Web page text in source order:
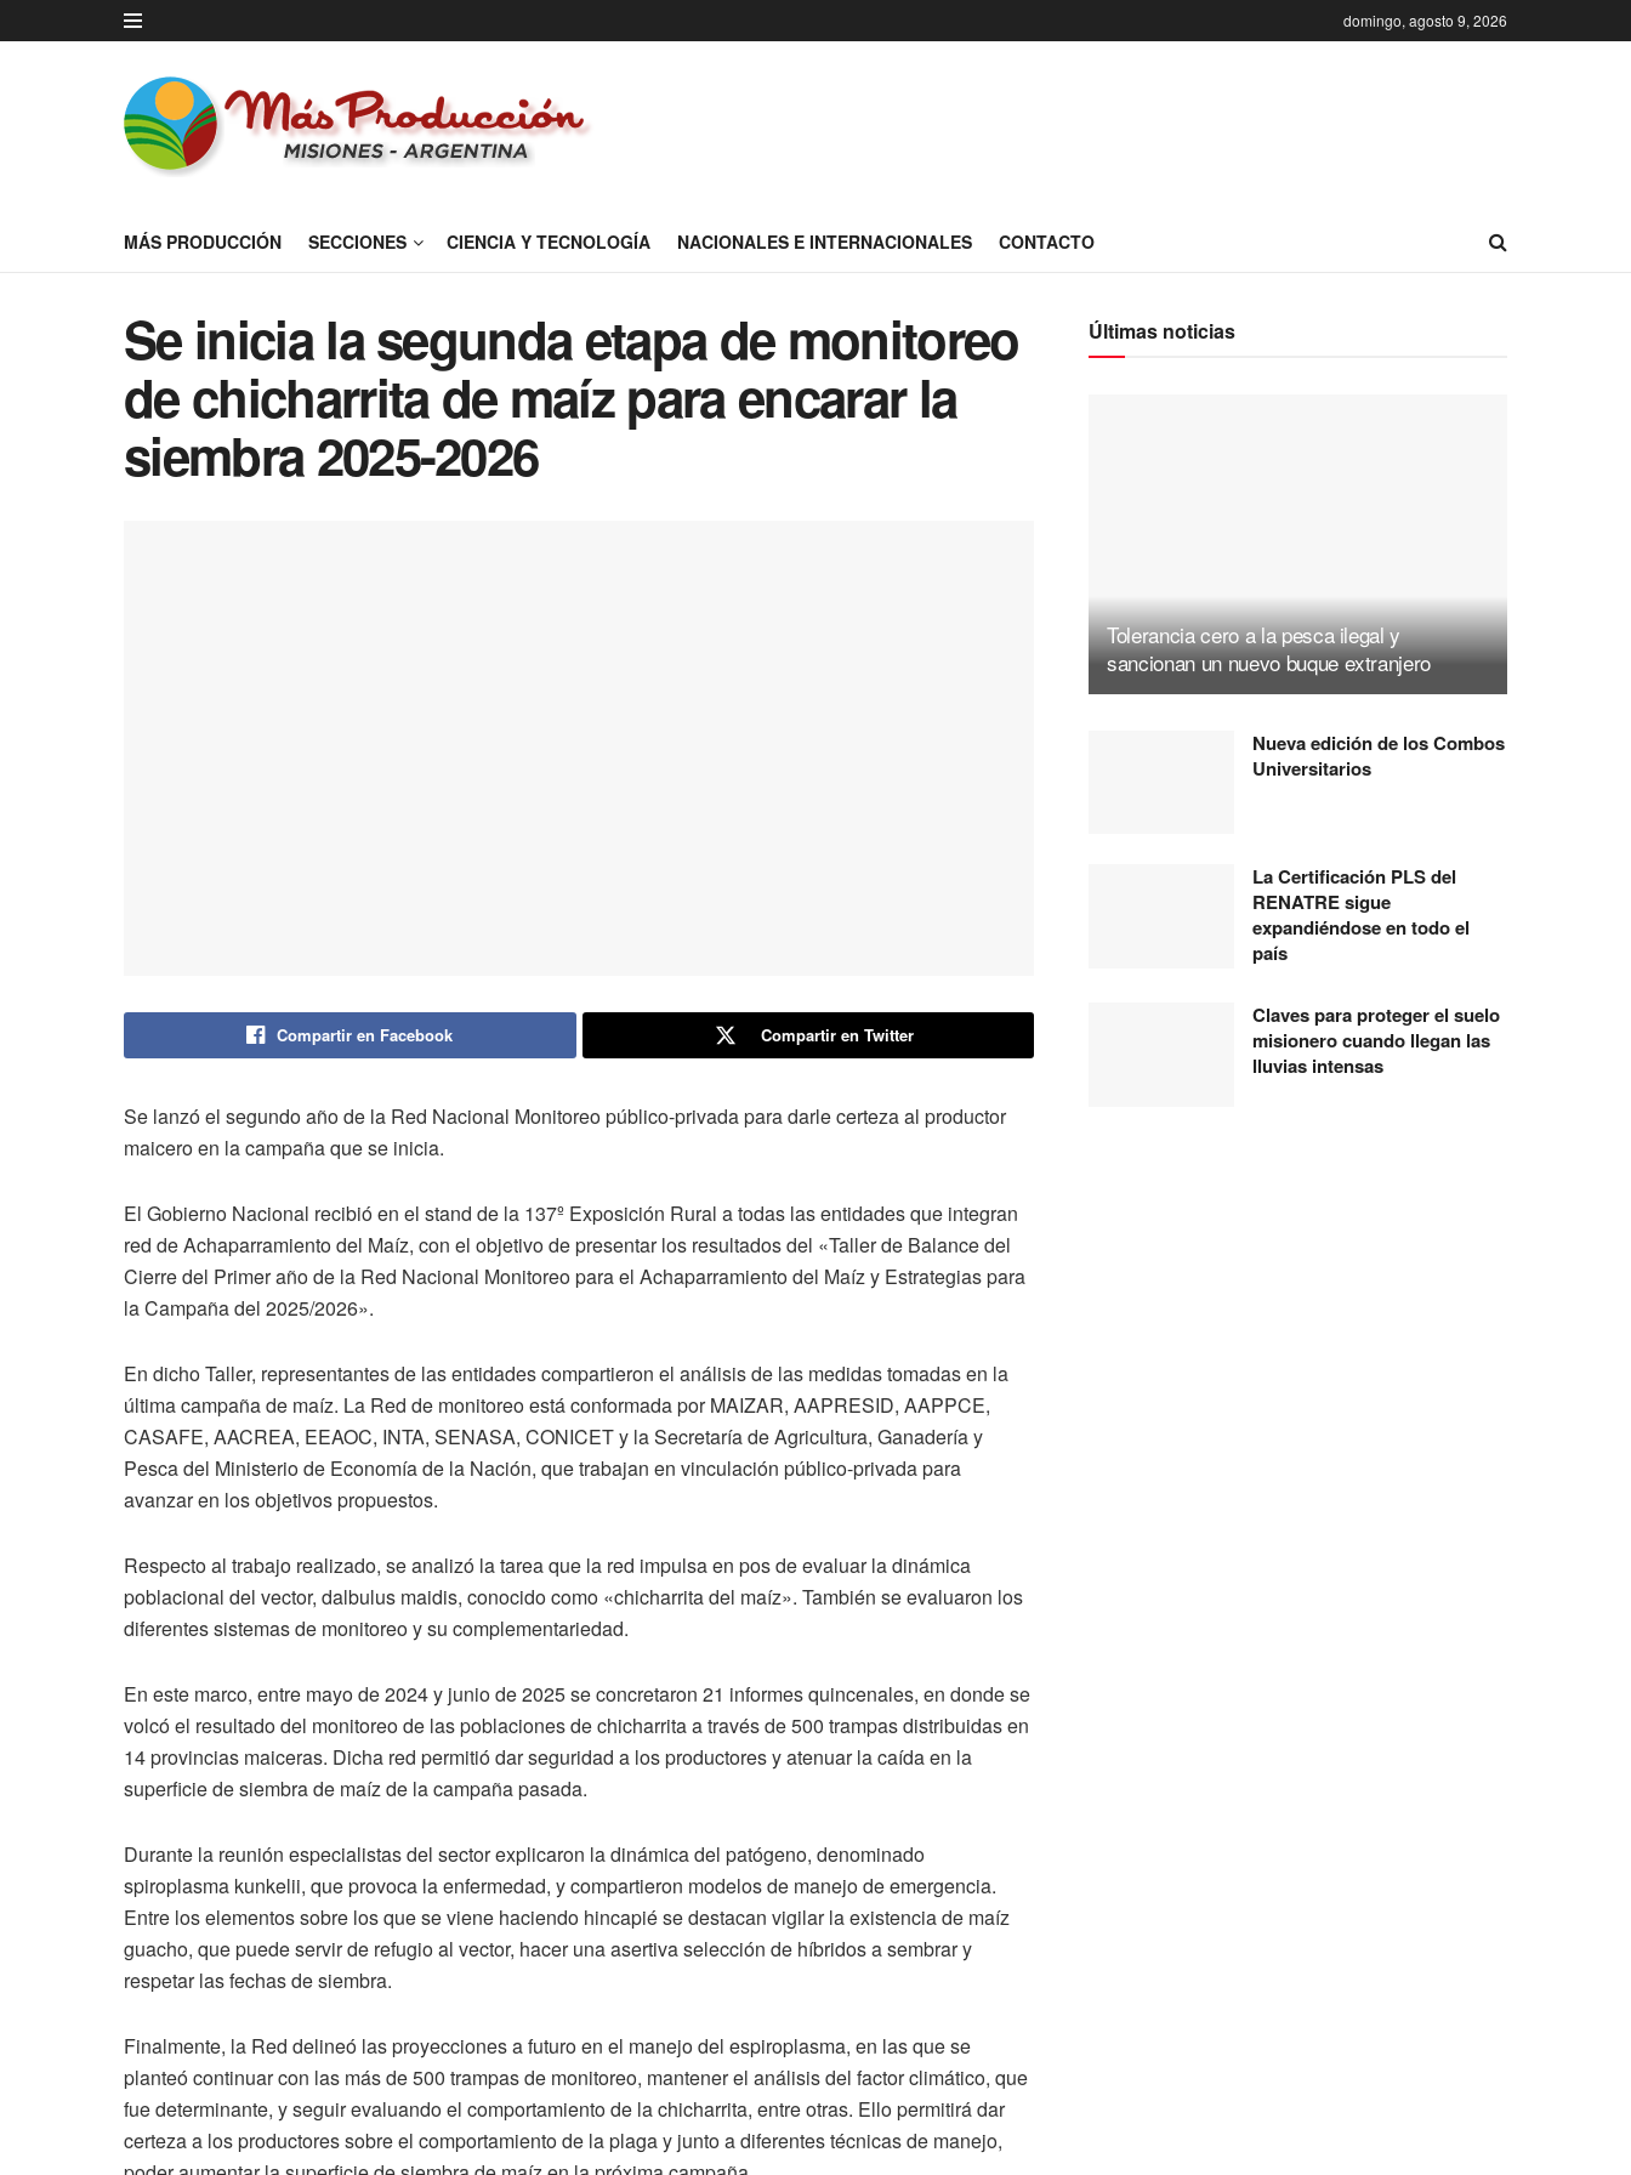
domingo, agosto 9, 2026
MÁS PRODUCCIÓN SECCIONES CIENCIA Y TECNOLOGÍA NACIONALES E INTERNACIONALES CONTACTO
Se inicia la segunda etapa de monitoreo
de chicharrita de maíz para encarar la
siembra 2025-2026
Compartir en Facebook Compartir en Twitter
Se lanzó el segundo año de la Red Nacional Monitoreo público-privada para darle certeza al productor
maicero en la campaña que se inicia.
El Gobierno Nacional recibió en el stand de la 137º Exposición Rural a todas las entidades que integran
red de Achaparramiento del Maíz, con el objetivo de presentar los resultados del «Taller de Balance del
Cierre del Primer año de la Red Nacional Monitoreo para el Achaparramiento del Maíz y Estrategias para
la Campaña del 2025/2026».
En dicho Taller, representantes de las entidades compartieron el análisis de las medidas tomadas en la
última campaña de maíz. La Red de monitoreo está conformada por MAIZAR, AAPRESID, AAPPCE,
CASAFE, AACREA, EEAOC, INTA, SENASA, CONICET y la Secretaría de Agricultura, Ganadería y
Pesca del Ministerio de Economía de la Nación, que trabajan en vinculación público-privada para
avanzar en los objetivos propuestos.
Respecto al trabajo realizado, se analizó la tarea que la red impulsa en pos de evaluar la dinámica
poblacional del vector, dalbulus maidis, conocido como «chicharrita del maíz». También se evaluaron los
diferentes sistemas de monitoreo y su complementariedad.
En este marco, entre mayo de 2024 y junio de 2025 se concretaron 21 informes quincenales, en donde se
volcó el resultado del monitoreo de las poblaciones de chicharrita a través de 500 trampas distribuidas en
14 provincias maiceras. Dicha red permitió dar seguridad a los productores y atenuar la caída en la
superficie de siembra de maíz de la campaña pasada.
Durante la reunión especialistas del sector explicaron la dinámica del patógeno, denominado
spiroplasma kunkelii, que provoca la enfermedad, y compartieron modelos de manejo de emergencia.
Entre los elementos sobre los que se viene haciendo hincapié se destacan vigilar la existencia de maíz
guacho, que puede servir de refugio al vector, hacer una asertiva selección de híbridos a sembrar y
respetar las fechas de siembra.
Finalmente, la Red delineó las proyecciones a futuro en el manejo del espiroplasma, en las que se
planteó continuar con las más de 500 trampas de monitoreo, mantener el análisis del factor climático, que
fue determinante, y seguir evaluando el comportamiento de la chicharrita, entre otras. Ello permitirá dar
certeza a los productores sobre el comportamiento de la plaga y junto a diferentes técnicas de manejo,
Últimas noticias
Tolerancia cero a la pesca ilegal y
sancionan un nuevo buque extranjero
Nueva edición de los Combos
Universitarios
La Certificación PLS del
RENATRE sigue
expandiéndose en todo el
país
Claves para proteger el suelo
misionero cuando llegan las
lluvias intensas